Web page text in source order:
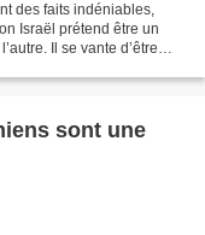
des faits indéniables,
Israël prétend être un
Il se vante d’être
sont une